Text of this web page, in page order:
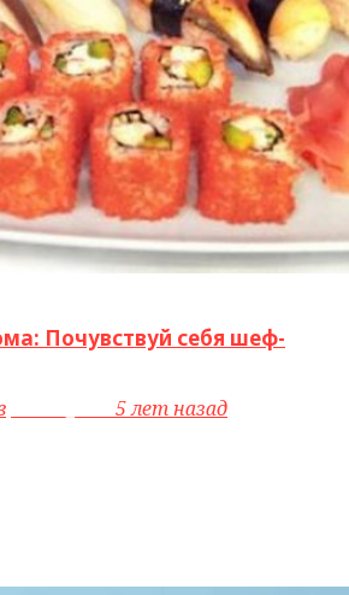
Почувствуй себя шеф-
5 лет назад